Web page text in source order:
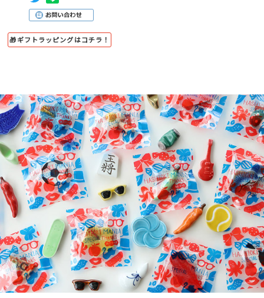
🎁ギフトラッピングはコチラ！